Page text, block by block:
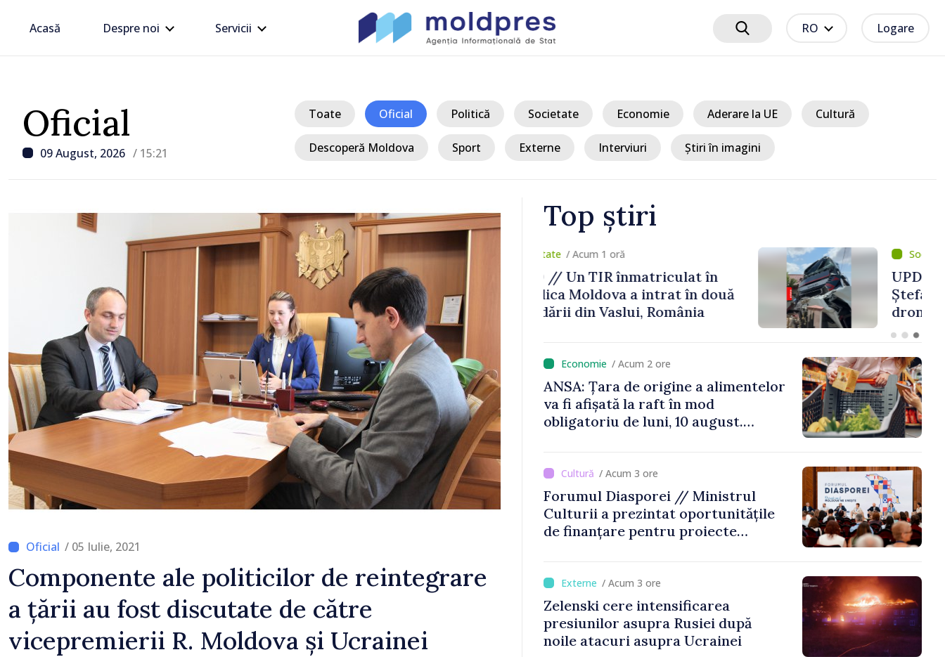
Acasă Despre noi Servicii RO Logare
Oficial
09 August, 2026 / 15:21
Toate Oficial Politică Societate Economie Aderare la UE Cultură
Descoperă Moldova Sport Externe Interviuri Știri în imagini
/ 05 Iulie, 2021
Componente ale politicilor de reintegrare
a țării au fost discutate de către
vicepremierii R. Moldova și Ucrainei
Top știri
/ Acum 1 oră
VIDEO // Un TIR înmatriculat în
Republica Moldova a intrat în două
gospodării din Vaslui, România
/ Acum 1 oră
UPDATE // Explozie la Crocmaz,
Ștefan Vodă. Fragmente ale unei
drone de luptă depistate la fața
/ Acum 2 ore
ANSA: Țara de origine a alimentelor
va fi afișată la raft în mod
obligatoriu de luni, 10 august.
/ Acum 3 ore
Forumul Diasporei // Ministrul
Culturii a prezintat oportunitățile
de finanțare pentru proiecte
/ Acum 3 ore
Zelenski cere intensificarea
presiunilor asupra Rusiei după
noile atacuri asupra Ucrainei